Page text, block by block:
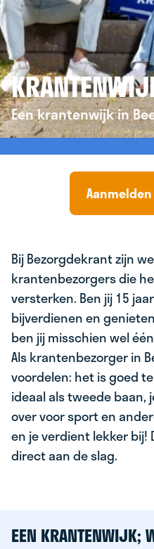
Een krantenwijk in
Bij Bezorgdekrant zijn
krantenbezorgers die
versterken. Ben jij 15
bijverdienen en
ben jij misschien wel
Als krantenbezorger in
voordelen: het is goed
ideaal als tweede baan,
over voor sport en
en je verdient lekker bij!
direct aan de slag.
EEN KRANTENWIJK;